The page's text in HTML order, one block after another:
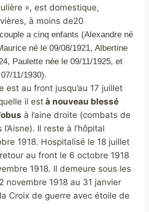
», est domestique,
à moins de20
a cinq enfants (Alexandre né
né le 09/08/1921, Albertine
Paulette née le 09/11/1925, et
11/1930).
est au front jusqu’au 17 juillet
il est à nouveau blessé
à l’aine droite (combats de
Il reste à l’hôpital
1918. Hospitalisé le 18 juillet
au front le 6 octobre 1918
1918. Il demeure sous les
novembre 1918 au 31 janvier
Croix de guerre avec étoile de